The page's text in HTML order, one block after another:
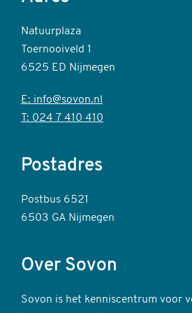
Natuurplaza
Toernooiveld 1
6525 ED Nijmegen
E: info@sovon.nl
T: 024 7 410 410
Postadres
Postbus 6521
6503 GA Nijmegen
Over Sovon
Sovon is het kenniscentrum voor